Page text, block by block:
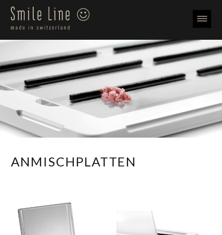
ANMISCHPLATTEN